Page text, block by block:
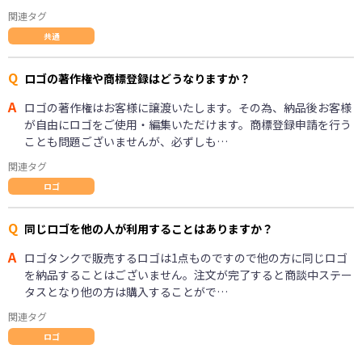
関連タグ
共通
Q ロゴの著作権や商標登録はどうなりますか？
A ロゴの著作権はお客様に譲渡いたします。その為、納品後お客様
が自由にロゴをご使用・編集いただけます。商標登録申請を行う
ことも問題ございませんが、必ずしも…
関連タグ
ロゴ
Q 同じロゴを他の人が利用することはありますか？
A ロゴタンクで販売するロゴは1点ものですので他の方に同じロゴ
を納品することはございません。注文が完了すると商談中ステー
タスとなり他の方は購入することがで…
関連タグ
ロゴ